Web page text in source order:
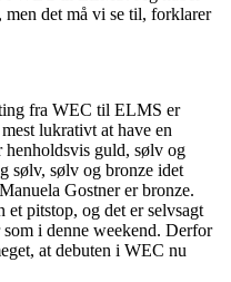
det må vi se til, forklarer
fra WEC til ELMS er
lukrativt at have en
henholdsvis guld, sølv og
sølv, sølv og bronze idet
Gostner er bronze.
pitstop, og det er selvsagt
i denne weekend. Derfor
at debuten i WEC nu